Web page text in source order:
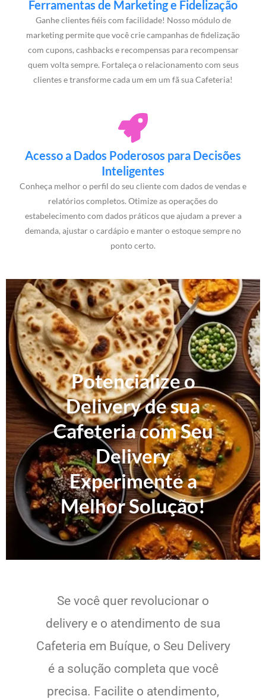
Ferramentas de Marketing e Fidelização
Ganhe clientes fiéis com facilidade! Nosso módulo de
marketing permite que você crie campanhas de fidelização
com cupons, cashbacks e recompensas para recompensar
quem volta sempre. Fortaleça o relacionamento com seus
clientes e transforme cada um em um fã sua Cafeteria!
Acesso a Dados Poderosos para Decisões
Inteligentes
Conheça melhor o perfil do seu cliente com dados de vendas e
relatórios completos. Otimize as operações do
estabelecimento com dados práticos que ajudam a prever a
demanda, ajustar o cardápio e manter o estoque sempre no
ponto certo.
Potencialize o
Delivery de sua
Cafeteria com Seu
Delivery
Experimente a
Melhor Solução!
Se você quer revolucionar o
delivery e o atendimento de sua
Cafeteria em Buíque, o Seu Delivery
é a solução completa que você
precisa. Facilite o atendimento,